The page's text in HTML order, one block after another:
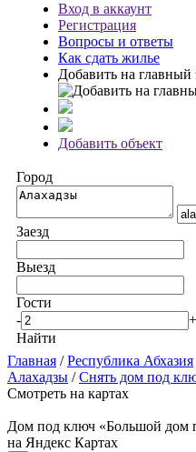
Вход в аккаунт
Регистрация
Вопросы и ответы
Как сдать жилье
Добавить на главный
Добавить объект
Город
Заезд
Выезд
Гости
-
+
Найти
Главная /Республика Абхазия
Алахадзы /Снять дом под
Смотреть на картах
Дом под ключ «Большой дом
на Яндекс Картах